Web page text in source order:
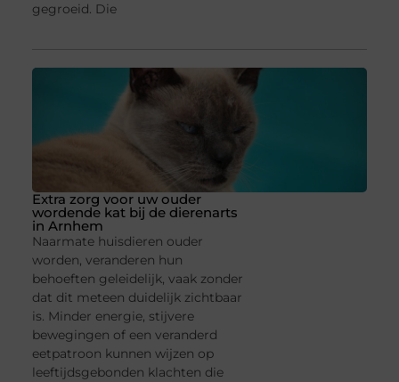
gegroeid. Die
Extra zorg voor uw ouder
wordende kat bij de dierenarts
in Arnhem
Naarmate huisdieren ouder
worden, veranderen hun
behoeften geleidelijk, vaak zonder
dat dit meteen duidelijk zichtbaar
is. Minder energie, stijvere
bewegingen of een veranderd
eetpatroon kunnen wijzen op
leeftijdsgebonden klachten die